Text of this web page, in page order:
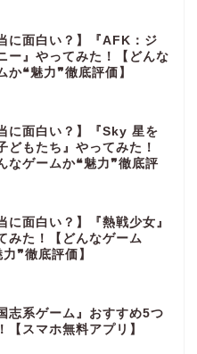
に面白い？】『AFK：ジ
ー』やってみた！【どんな
か❝魅力❞徹底評価】
に面白い？】『Sky 星を
どもたち』やってみた！
なゲームか❝魅力❞徹底評
に面白い？】『熱戦少女』
みた！【どんなゲーム
❞徹底評価】
志系ゲーム』おすすめ5つ
【スマホ無料アプリ】